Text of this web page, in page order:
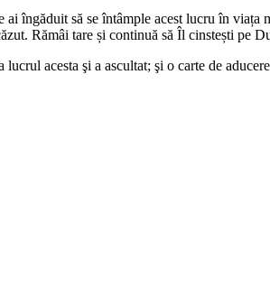
îngăduit să se întâmple acest lucru în viața
Rămâi tare și continuă să Îl cinstești pe
acesta şi a ascultat; şi o carte de